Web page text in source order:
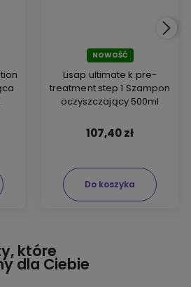
NOWOŚĆ
Lisap ultimate k pre-
treatment step 1 Szampon
oczyszczający 500ml
107,40 zł
Do koszyka
które
dla Ciebie